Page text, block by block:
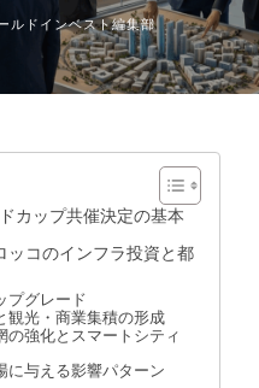
ルドインベスト編集部
カップ共催決定の基本
ッコのインフラ投資と都
プグレード
観光・商業集積の形成
の強化とスマートシティ
に与える影響パターン